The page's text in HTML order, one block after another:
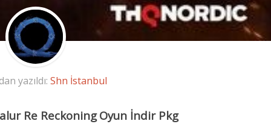
yazıldı: Shn İstanbul
Re Reckoning Oyun İndir Pkg